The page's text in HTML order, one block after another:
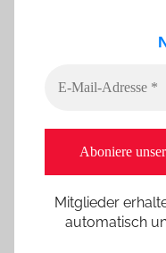
Mitglieder
automatisch